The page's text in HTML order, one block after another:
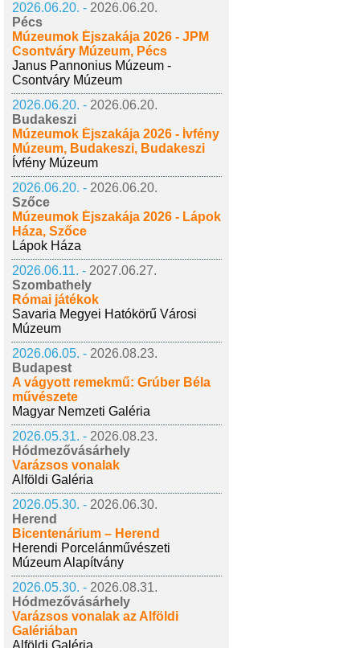
2026.06.20. - 2026.06.20.
Pécs
Múzeumok Éjszakája 2026 - JPM
Csontváry Múzeum, Pécs
Janus Pannonius Múzeum -
Csontváry Múzeum
2026.06.20. - 2026.06.20.
Budakeszi
Múzeumok Éjszakája 2026 - Ívfény
Múzeum, Budakeszi, Budakeszi
Ívfény Múzeum
2026.06.20. - 2026.06.20.
Szőce
Múzeumok Éjszakája 2026 - Lápok
Háza, Szőce
Lápok Háza
2026.06.11. - 2027.06.27.
Szombathely
Római játékok
Savaria Megyei Hatókörű Városi
Múzeum
2026.06.05. - 2026.08.23.
Budapest
A vágyott remekmű: Grúber Béla
művészete
Magyar Nemzeti Galéria
2026.05.31. - 2026.08.23.
Hódmezővásárhely
Varázsos vonalak
Alföldi Galéria
2026.05.30. - 2026.06.30.
Herend
Bicentenárium – Herend
Herendi Porcelánművészeti
Múzeum Alapítvány
2026.05.30. - 2026.08.31.
Hódmezővásárhely
Varázsos vonalak az Alföldi
Galériában
Alföldi Galéria